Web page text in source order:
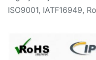
ISO9001, IATF16949,